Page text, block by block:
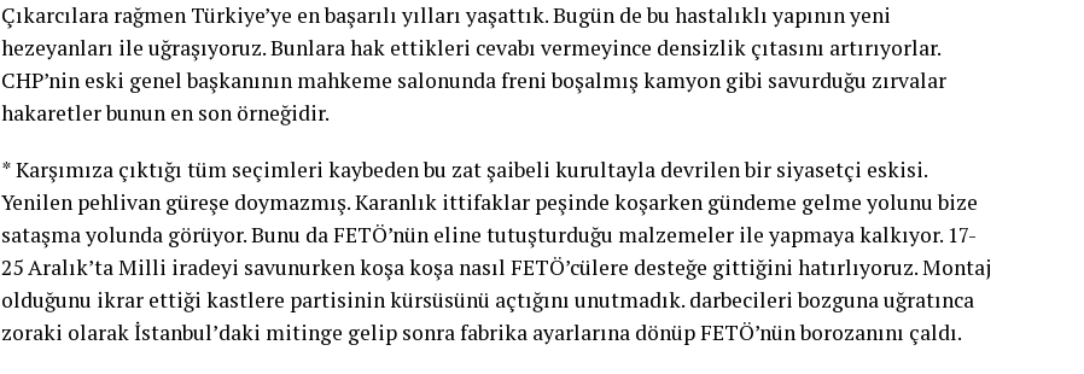
Çıkarcılara rağmen Türkiye’ye en başarılı yılları yaşattık. Bugün de bu hastalıklı yapının yeni
hezeyanları ile uğraşıyoruz. Bunlara hak ettikleri cevabı vermeyince densizlik çıtasını artırıyorlar.
CHP’nin eski genel başkanının mahkeme salonunda freni boşalmış kamyon gibi savurduğu zırvalar
hakaretler bunun en son örneğidir.
* Karşımıza çıktığı tüm seçimleri kaybeden bu zat şaibeli kurultayla devrilen bir siyasetçi eskisi.
Yenilen pehlivan güreşe doymazmış. Karanlık ittifaklar peşinde koşarken gündeme gelme yolunu bize
sataşma yolunda görüyor. Bunu da FETÖ’nün eline tutuşturduğu malzemeler ile yapmaya kalkıyor. 17-
25 Aralık’ta Milli iradeyi savunurken koşa koşa nasıl FETÖ’cülere desteğe gittiğini hatırlıyoruz. Montaj
olduğunu ikrar ettiği kastlere partisinin kürsüsünü açtığını unutmadık. darbecileri bozguna uğratınca
zoraki olarak İstanbul’daki mitinge gelip sonra fabrika ayarlarına dönüp FETÖ’nün borozanını çaldı.